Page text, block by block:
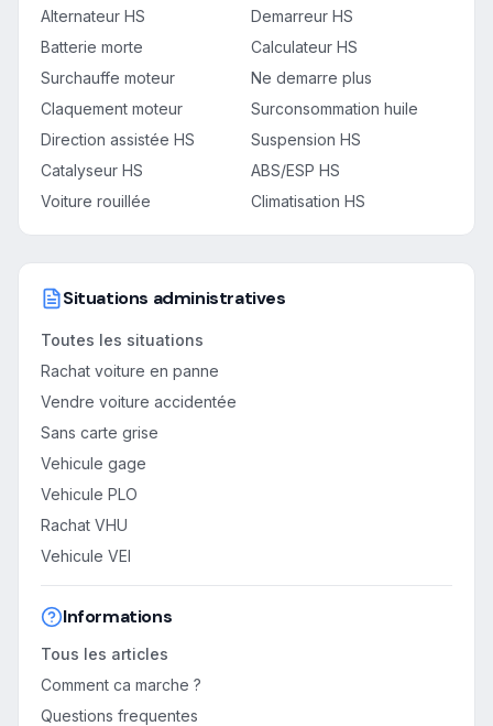
Alternateur HS
Demarreur HS
Batterie morte
Calculateur HS
Surchauffe moteur
Ne demarre plus
Claquement moteur
Surconsommation huile
Direction assistée HS
Suspension HS
Catalyseur HS
ABS/ESP HS
Voiture rouillée
Climatisation HS
Situations administratives
Toutes les situations
Rachat voiture en panne
Vendre voiture accidentée
Sans carte grise
Vehicule gage
Vehicule PLO
Rachat VHU
Vehicule VEI
Informations
Tous les articles
Comment ca marche ?
Questions frequentes